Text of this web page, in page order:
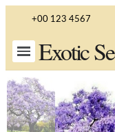
+00 123 4567
Exotic